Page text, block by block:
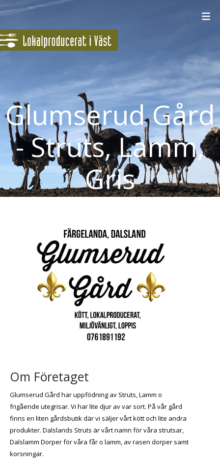
Glumserud Gård
- Struts, Lamm,
Gris
Om Företaget
Glumserud Gård har uppfödning av Struts, Lamm o
frigående utegrisar. Vi har lite djur av var sort. På vår gård
finns en liten gårdsbutik där vi säljer vårt kött och lite andra
produkter. Dalslands Struts är vårt namn för våra strutsar,
Dalslamm Dorper för våra får o lamm, av rasen dorper samt
korsningar.